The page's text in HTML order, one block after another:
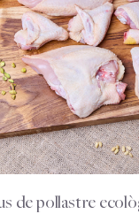
de pollastre